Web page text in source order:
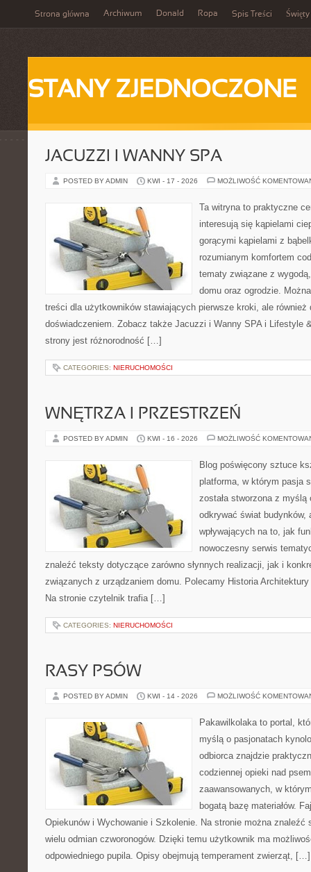
Strona główna Archiwum Donald Ropa Spis Treści Święty
STANY ZJEDNOCZONE
JACUZZI I WANNY SPA
POSTED BY ADMIN KWI - 17 - 2026 MOŻLIWOŚĆ
Ta witryna to praktyczne
interesują się kąpielami
gorącymi kąpielami z
rozumianym komfortem
tematy związane z
domu oraz ogrodzie.
treści dla użytkowników stawiających pierwsze kroki, ale
doświadczeniem. Zobacz także Jacuzzi i Wanny SPA i Lifestyle
strony jest różnorodność […]
CATEGORIES: NIERUCHOMOŚCI
WNĘTRZA I PRZESTRZEŃ
POSTED BY ADMIN KWI - 16 - 2026 MOŻLIWOŚĆ
Blog poświęcony sztuce
platforma, w którym pasja
została stworzona z
odkrywać świat
wpływających na to, jak
nowoczesny serwis
znaleźć teksty dotyczące zarówno słynnych realizacji, jak i
związanych z urządzaniem domu. Polecamy Historia
Na stronie czytelnik trafia […]
CATEGORIES: NIERUCHOMOŚCI
RASY PSÓW
POSTED BY ADMIN KWI - 14 - 2026 MOŻLIWOŚĆ
Pakawilkolaka to portal,
myślą o pasjonatach
odbiorca znajdzie
codziennej opieki nad
zaawansowanych, w
bogatą bazę materiałów.
Opiekunów i Wychowanie i Szkolenie. Na stronie można znaleźć
wielu odmian czworonogów. Dzięki temu użytkownik ma
odpowiedniego pupila. Opisy obejmują temperament zwierząt, […]